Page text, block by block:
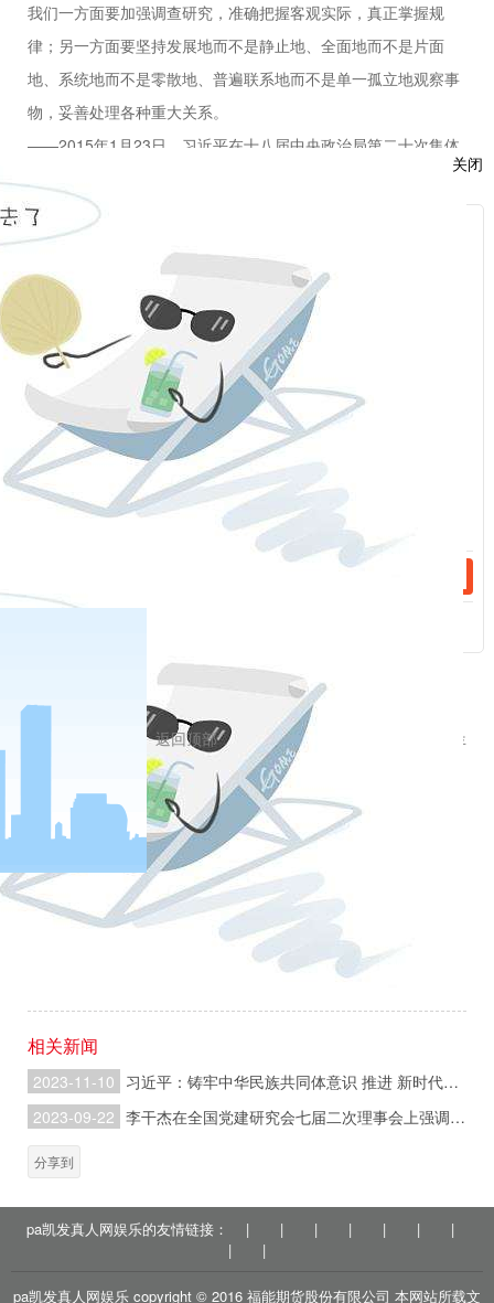
我们一方面要加强调查研究，准确把握客观实际，真正掌握规
律；另一方面要坚持发展地而不是静止地、全面地而不是片面
地、系统地而不是零散地、普遍联系地而不是单一孤立地观察事
物，妥善处理各种重大关系。
——2015年1月23日，习近平在十八届中央政治局第二十次集体
要抓住能够带动五大发展理念贯彻落实的重点工作，统筹推动五
大发展理念贯彻落实。对每个发展理念，也要抓住重点，以抓重
点推动每个理念在实践中取得突破。这就要求我们进行深入的调
查研究，既总体分析面上的情况，又深入解剖麻雀，提出可行的
政策举措和工作方案。
——2016年1月29日，习近平在十八届中央政治局第三十次集体
学习时的讲话
对调研得来的大量材料和情况，要认真研究分析，由此及彼、由
表及里。对经过充分研究、比较成熟的调研成果，要及时上升为
决策部署，转化为具体措施；对尚未研究透彻的调研成果，要更
深入地听取意见，完善后再付诸实施；对已经形成举措、落实落
——2020年10月10日，习近平在中央党校（国家行政学院）中
要在深入分析思考上下功夫，去粗取精、去伪存真，由此及彼、
由表及里，找到事物的本质和规律，找到解决问题的办法。
——2021年9月1日，习近平在中央党校（国家行政学院）中青年
干部培训班开班式上的讲话
党的十八大以来，以习近平同志为核心的党中央高度重视调查研
究工作，习近平总书记在不同场合就开展调查研究发表了一系列
重要讲话，深刻阐明了调查研究的极端重要性，为全党大兴调查
研究、做好各项工作提供了根本遵循。
相关新闻
2023-11-10
习近平：铸牢中华民族共同体意识 推进 新时代党的民族工作高质量发展
2023-09-22
李干杰在全国党建研究会七届二次理事会上强调 深入研究宣传阐释习近平总书记关于党的建设的重要思想
分享到
pa凯发真人网娱乐的友情链接： | | | | | |
|
|
|
pa凯发真人网娱乐 copyright © 2016 福能期货股份有限公司 本网站所载文
关闭
：
：
返回顶部